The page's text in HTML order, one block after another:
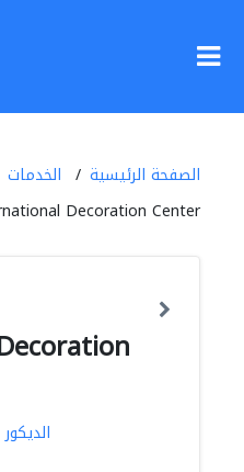
الصفحة الرئيسية الخدمات
Decoration Center